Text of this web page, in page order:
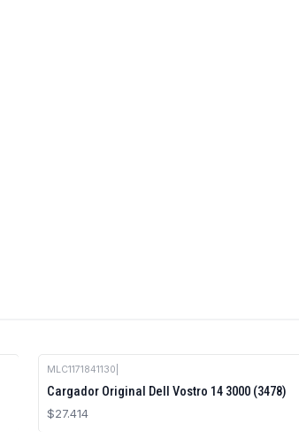
MLC1171841130
Cargador Original Dell Vostro 14 3000 (3478)
$27.414